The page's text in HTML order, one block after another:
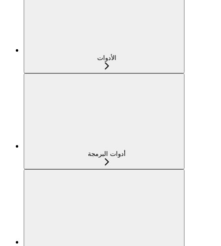
الأدوات
أدوات البرمجة